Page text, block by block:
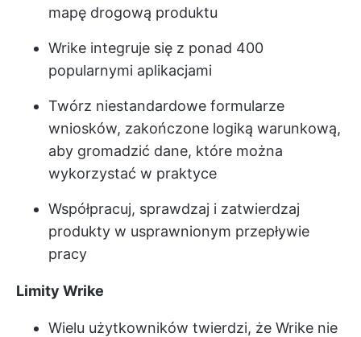
mapę drogową produktu
Wrike integruje się z ponad 400
popularnymi aplikacjami
Twórz niestandardowe formularze
wniosków, zakończone logiką warunkową,
aby gromadzić dane, które można
wykorzystać w praktyce
Współpracuj, sprawdzaj i zatwierdzaj
produkty w usprawnionym przepływie
pracy
Limity Wrike
Wielu użytkowników twierdzi, że Wrike nie